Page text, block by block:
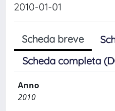
2010-01-01
Scheda breve
Scheda completa
Anno
2010